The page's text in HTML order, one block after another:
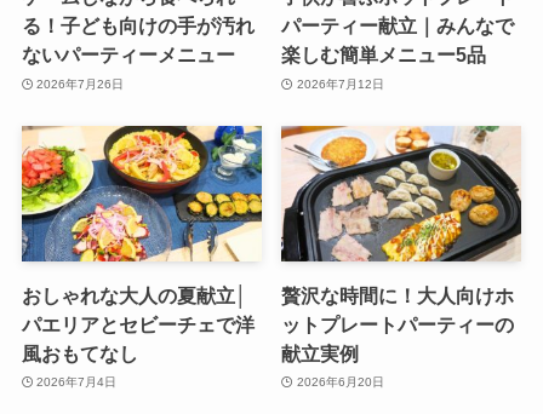
る！子ども向けの手が汚れ
ないパーティーメニュー
2026年7月26日
パーティー献立｜みんなで
楽しむ簡単メニュー5品
2026年7月12日
おしゃれな大人の夏献立│
パエリアとセビーチェで洋
風おもてなし
2026年7月4日
贅沢な時間に！大人向けホ
ットプレートパーティーの
献立実例
2026年6月20日